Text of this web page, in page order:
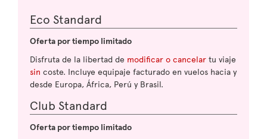
Eco Standard
Oferta por tiempo limitado
Disfruta de la libertad de modificar o cancelar tu viaje
sin coste. Incluye equipaje facturado en vuelos hacia y
desde Europa, África, Perú y Brasil.
Club Standard
Oferta por tiempo limitado